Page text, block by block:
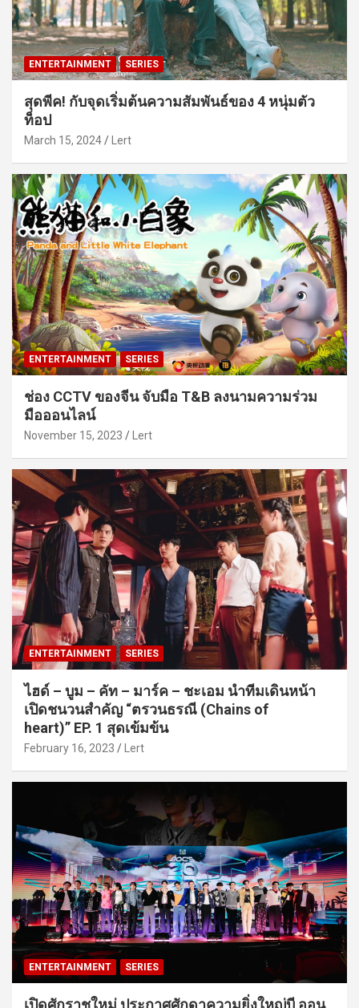
ENTERTAINMENT SERIES
สุดพีค! กับจุดเริ่มต้นความสัมพันธ์ของ 4 หนุ่มตัว
ท็อป
March 15, 2024 Lert
ENTERTAINMENT SERIES
ช่อง CCTV ของจีน จับมือ T&B ลงนามความร่วม
มือออนไลน์
November 15, 2023 Lert
ENTERTAINMENT SERIES
ไฮด์ – บูม – คัท – มาร์ค – ชะเอม นำทีมเดินหน้า
เปิดชนวนสำคัญ “ตรวนธรณี (Chains of
heart)” EP. 1 สุดเข้มข้น
February 16, 2023 Lert
ENTERTAINMENT SERIES
เปิดศักราชใหม่ ประกาศศักดาความยิ่งใหญ่บี ออน